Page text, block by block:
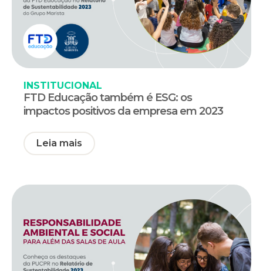
INSTITUCIONAL
FTD Educação também é ESG: os
impactos positivos da empresa em 2023
Leia mais